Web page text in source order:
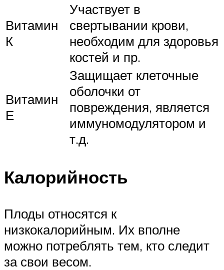
Витамин
К
Участвует в
свертывании крови,
необходим для здоровья
костей и пр.
Витамин
Е
Защищает клеточные
оболочки от
повреждения, является
иммуномодулятором и
т.д.
Калорийность
Плоды относятся к
низкокалорийным. Их вполне
можно потреблять тем, кто следит
за свои весом.